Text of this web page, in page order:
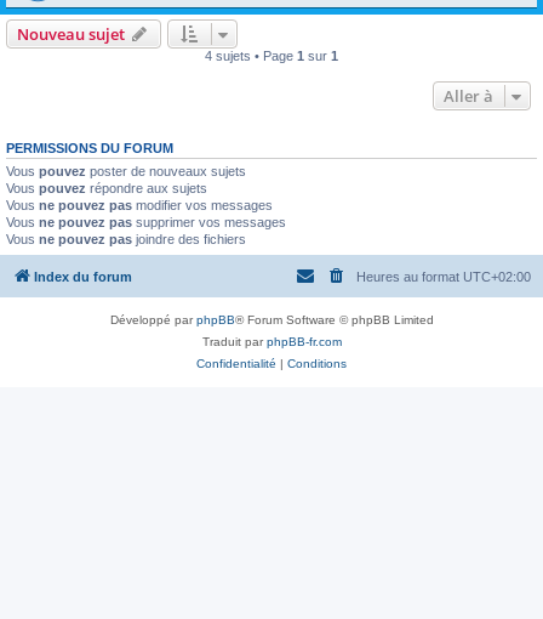
Nouveau sujet
4 sujets • Page 1 sur 1
Aller à
PERMISSIONS DU FORUM
Vous pouvez poster de nouveaux sujets
Vous pouvez répondre aux sujets
Vous ne pouvez pas modifier vos messages
Vous ne pouvez pas supprimer vos messages
Vous ne pouvez pas joindre des fichiers
Index du forum Heures au format UTC+02:00
Développé parphpBB® Forum Software © phpBB Limited
Traduit parphpBB-fr.com
Confidentialité | Conditions